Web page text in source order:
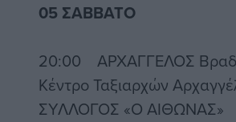
05 ΣΑΒΒΑΤΟ
20:00 ΑΡΧΑΓΓΕΛΟΣ
Κέντρο Ταξιαρχών
ΣΥΛΛΟΓΟΣ «Ο ΑΙΘΩΝΑΣ»